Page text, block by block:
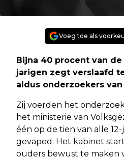
Voeg toe als
Bijna 40 procent van de
jarigen zegt verslaafd
aldus onderzoekers
Zij voerden het
het ministerie van
één op de tien van alle
gevaped. Het kabinet
ouders bewust te maken